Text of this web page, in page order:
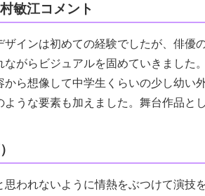
敏江コメント
インは初めての経験でしたが、俳優
がらビジュアルを固めていきました
から想像して中学生くらいの少し幼い
うな要素も加えました。舞台作品と
われないように情熱をぶつけて演技